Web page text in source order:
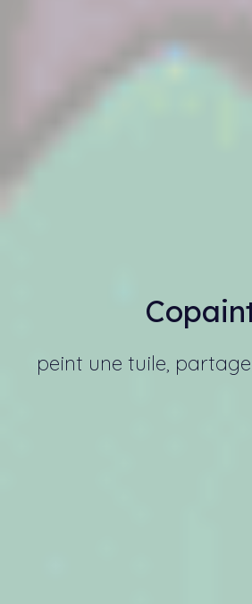
Copain
peint une tuile,